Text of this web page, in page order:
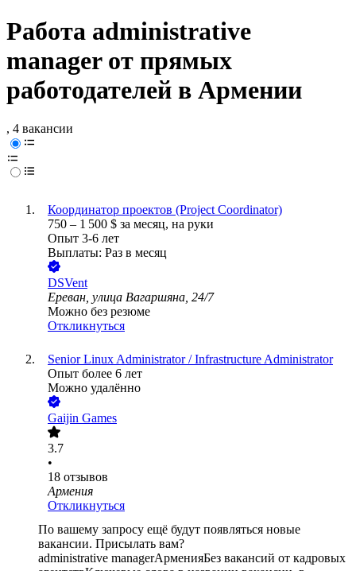
Работа administrative
manager от прямых
работодателей в Армении
, 4 вакансии
Координатор проектов (Project Coordinator)
750 – 1 500 $ за месяц, на руки
Опыт 3-6 лет
Выплаты: Раз в месяц
DSVent
Ереван, улица Вагаршяна, 24/7
Можно без резюме
Откликнуться
Senior Linux Administrator / Infrastructure Administrator
Опыт более 6 лет
Можно удалённо
Gaijin Games
3.7
•
18 отзывов
Армения
Откликнуться
По вашему запросу ещё будут появляться новые
вакансии. Присылать вам?
administrative managerАрменияБез вакансий от кадровых